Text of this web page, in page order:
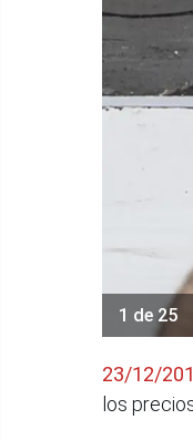
1 de 25
23/12/
los